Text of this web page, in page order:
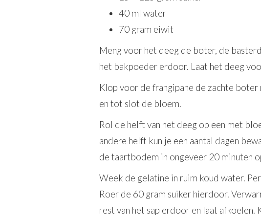
40 ml water
70 gram eiwit
Meng voor het deeg de boter, de
het bakpoeder erdoor. Laat het deeg
Klop voor de frangipane de zachte
en tot slot de bloem.
Rol de helft van het deeg op een met
andere helft kun je een aantal dagen
de taartbodem in ongeveer 20 minuten
Week de gelatine in ruim koud water.
Roer de 60 gram suiker hierdoor.
rest van het sap erdoor en laat